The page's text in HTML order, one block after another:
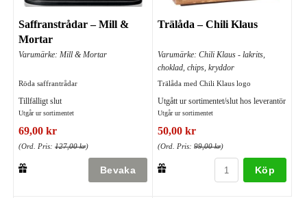
Saffranstrådar – Mill &
Mortar
Varumärke: Mill & Mortar
Röda saffrantrådar
Tillfälligt slut
Utgår ur sortimentet
69,00 kr
(Ord. Pris: 127,00 kr)
Trälåda – Chili Klaus
Varumärke: Chili Klaus - lakrits,
choklad, chips, kryddor
Trälåda med Chili Klaus logo
Utgått ur sortimentet/slut hos leverantör
Utgår ur sortimentet
50,00 kr
(Ord. Pris: 99,00 kr)
Köp